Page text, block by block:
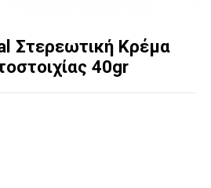
Στερεωτική Κρέμα
40gr